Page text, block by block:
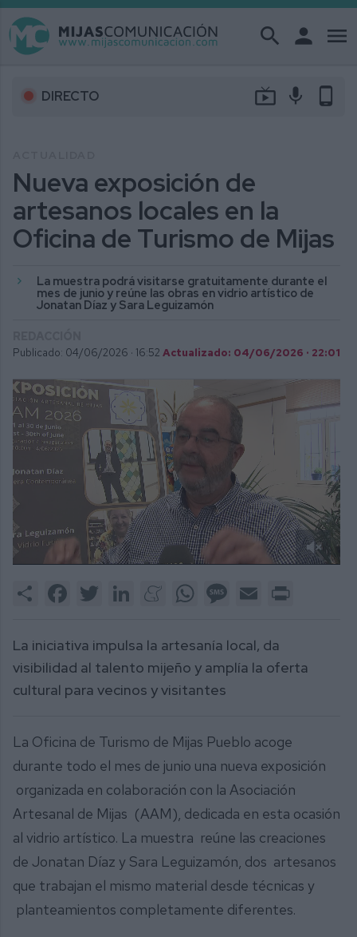
search person menu
DIRECTO live_tv mic phone_android
Nueva exposición de
artesanos locales en la
Oficina de Turismo de Mijas
La muestra podrá visitarse gratuitamente durante el
mes de junio y reúne las obras en vidrio artístico de
Jonatan Díaz y Sara Leguizamón
Publicado: 04/06/2026 · 16:52 Actualizado: 04/06/2026 · 22:01
2
Share FacebookTwitter LinkedInMeneameWhatsAppMessage
Email
La iniciativa impulsa la artesanía local, da
visibilidad al talento mijeño y amplía la oferta
cultural para vecinos y visitantes
La Oficina de Turismo de Mijas Pueblo acoge
durante todo el mes de junio una nueva exposición
organizada en colaboración con la Asociación
Artesanal de Mijas (AAM), dedicada en esta ocasión
al vidrio artístico. La muestra reúne las creaciones
de Jonatan Díaz y Sara Leguizamón, dos artesanos
que trabajan el mismo material desde técnicas y
planteamientos completamente diferentes.